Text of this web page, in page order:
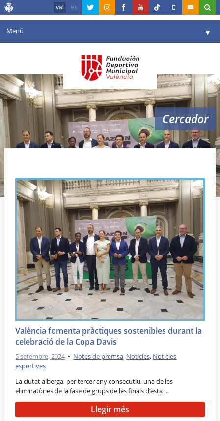
val es
Menú ▼
Agenda
Instal·lacions ▼
Comunicació ▼
València en esport ▼
Reserves
Cercador
sostenibilitat
València fomenta pràctiques sostenibles durant la
celebració de la Copa Davis
5 setembre, 2024 • Notes de premsa, Notícies, Notícies
esportives
La ciutat alberga, per tercer any consecutiu, una de les
eliminatòries de la fase de grups de les finals d’esta …
Llegir més